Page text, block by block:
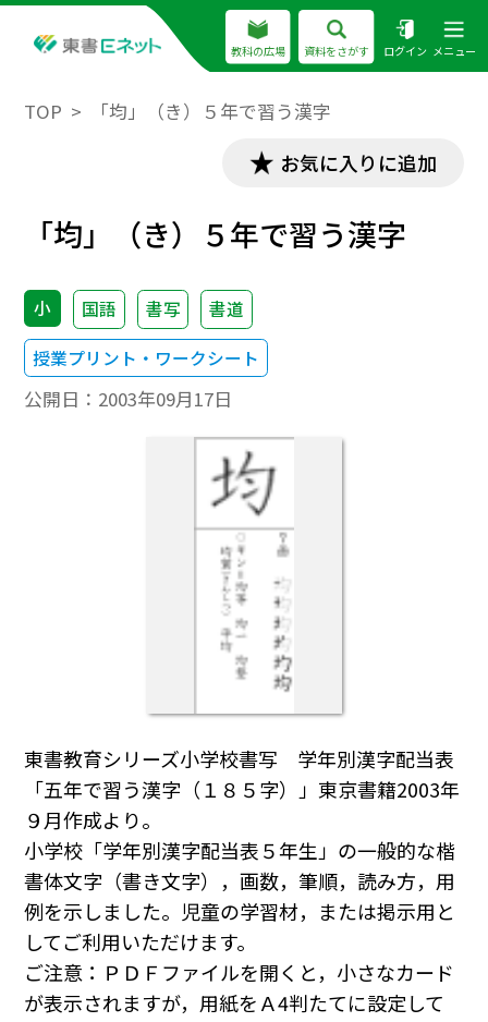
教科の広場 資料をさがす ログイン メニュー
TOP 「均」（き）５年で習う漢字
お気に入りに追加
「均」（き）５年で習う漢字
小 国語 書写
書道
授業プリント・ワークシート
公開日： 2003年09月17日
東書教育シリーズ小学校書写 学年別漢字配当表
「五年で習う漢字（１８５字）」東京書籍2003年
９月作成より。
小学校「学年別漢字配当表５年生」の一般的な楷
書体文字（書き文字），画数，筆順，読み方，用
例を示しました。児童の学習材，または掲示用と
してご利用いただけます。
ご注意：ＰＤＦファイルを開くと，小さなカード
が表示されますが，用紙をＡ4判たてに設定して